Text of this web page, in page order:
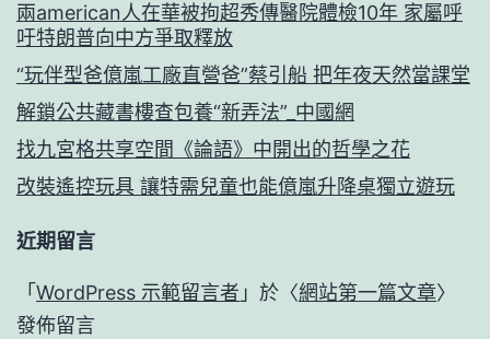
兩american人在華被拘超秀傳醫院體檢10年 家屬呼
吁特朗普向中方爭取釋放
“玩伴型爸億嵐工廠直營爸”蔡引船 把年夜天然當課堂
解鎖公共藏書樓查包養“新弄法”_中國網
找九宮格共享空間《論語》中開出的哲學之花
改裝遙控玩具 讓特需兒童也能億嵐升降桌獨立遊玩
近期留言
「 WordPress 示範留言者 」於〈網站第一篇文章〉
發佈留言